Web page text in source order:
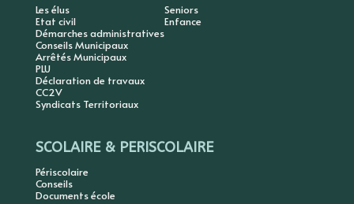
Les élus
Etat civil
Démarches administratives
Conseils Municipaux
Arrêtés Municipaux
PLU
Déclaration de travaux
CC2V
Syndicats Territoriaux
Seniors
Enfance
SCOLAIRE & PERISCOLAIRE
Périscolaire
Conseils
Documents école